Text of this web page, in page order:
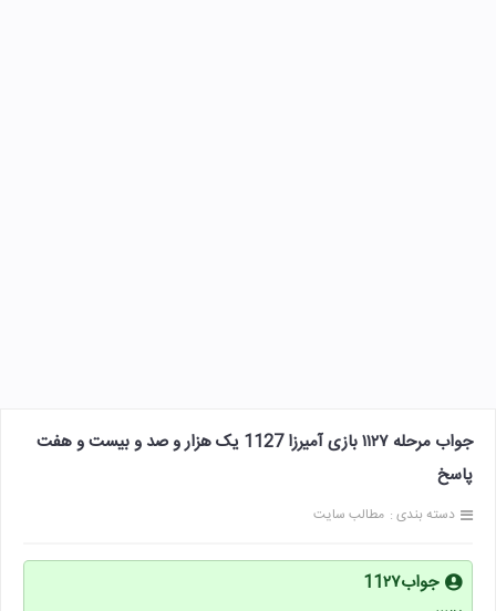
جواب مرحله ۱۱۲۷ بازی آمیرزا 1127 یک هزار و صد و بیست و هفت
پاسخ
دسته بندی : مطالب سایت
جواب11۲۷